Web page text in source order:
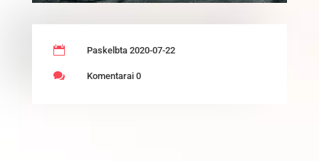
 Paskelbta 2020-07-22
 Komentarai 0